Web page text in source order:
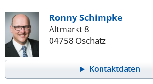
Ronny Schimpke
Altmarkt 8
04758 Oschatz
Kontaktdaten